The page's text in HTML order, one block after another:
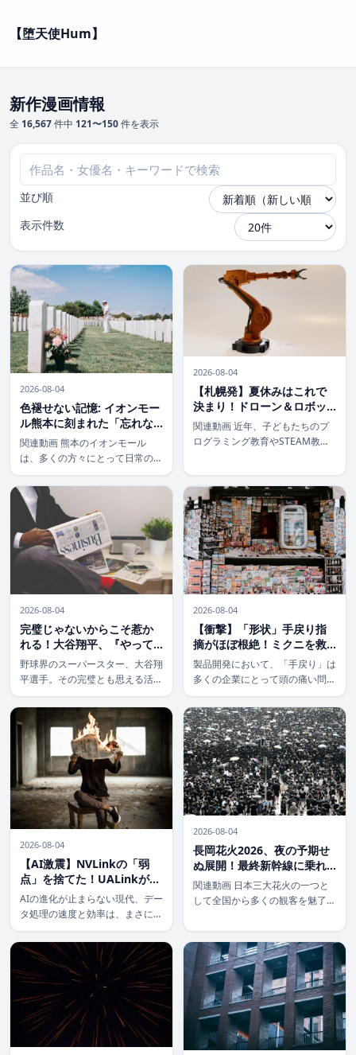
【堕天使Hum】
新作漫画情報
全 16,567件中 121〜150件を表示
並び順
表示件数
2026-08-04
色褪せない記憶: イオンモー
ル熊本に刻まれた「忘れな
いよ」の誓い
関連動画 熊本のイオンモール
は、多くの方々にとって日常の一
部であり、賑わいの場所です。し
かし、そこには決して忘れてはな
らない、悲しくも尊い記憶が刻ま
れています。かつて７人もの尊い
命が犠牲になったあの日から、時
が経ってもな […]
2026-08-04
【札幌発】夏休みはこれで
決まり！ドローン＆ロボッ
トで未来を創るキッズイベ
ント体験記
関連動画 近年、子どもたちのプ
ログラミング教育やSTEAM教育
させてあげたいけど、何から始め
たらいいの？」と悩む保護者の方
も多いのではないでしょうか。
そんな皆さ […]
2026-08-04
完璧じゃないからこそ惹か
れる！大谷翔平、『やって
もうた』走塁ミスに隠され
た真のチャレンジ精神
野球界のスーパースター、大谷翔
平選手。その完璧とも思える活躍
ぶりに、世界中のファンが熱狂し
ています。しかし、そんな彼でも
時に「人間らしい」一面を見せる
ことがあります。先日報じられた
『やってもうた…』走塁ミス。レ
ッドソック […]
2026-08-04
【衝撃】「形状」手戻り指
摘がほぼ根絶！ミクニを救
ったScene Workspaceの秘
密
製品開発において、「手戻り」は
多くの企業にとって頭の痛い問題
です。特に「形状」に関する手戻
り指摘は、設計から製造、さらに
は顧客とのやり取りに至るまで、
開発全体のスケジュールとコスト
に甚大な影響を及ぼします。 し
かし、そん […]
2026-08-04
【AI激震】NVLinkの「弱
点」を捨てた！UALinkが拓
くデータ転送の新常識
AIの進化が止まらない現代、デー
タ処理の速度と効率は、まさに生
命線です。特に、GPU（グラフ
ィックス処理装置）を多用する大
規模AIモデルの学習においては、
いかにGPU間でデータを高速か
つ正確にやり取りするかが、性能
を大き […]
2026-08-04
長岡花火2026、夜の予期せ
ぬ展開！最終新幹線に乗れ
なかった124人の一夜とアオ
ーレ長岡の奮闘
関連動画 日本三大花火の一つと
して全国から多くの観客を魅了す
の裏で、2026年8月3日の夜、予
期せぬ事態が発生しました。花火
の感動冷めやらぬ中、最終新幹線
に乗車できなかった124名が、翌
朝ま […]